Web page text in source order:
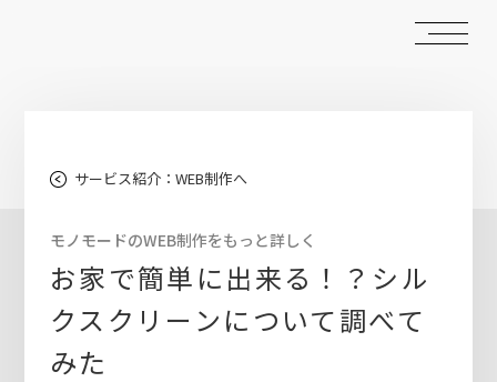
サービス紹介：WEB制作へ
モノモードのWEB制作をもっと詳しく
お家で簡単に出来る！？シル
クスクリーンについて調べて
みた